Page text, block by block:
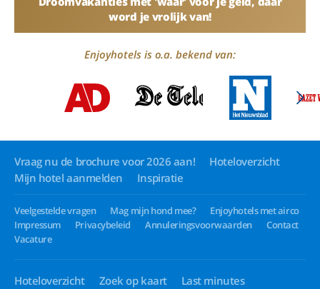
word je vrolijk van!
Enjoyhotels is o.a. bekend van:
Vraag nu de brochure voor 2026 aan!
Hoteloverzicht
Mijn hotel aanmelden
Inspiratie
Veelgestelde vragen Mag mijn hond mee?
Enjoyhotels met airco
Impressum
Privacybeleid Annuleringsvoorwaarden
Contact
Vacature
Hoteloverzicht Zoek op kaart
Last minutes